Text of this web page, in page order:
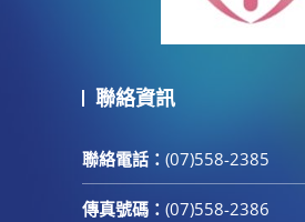
聯絡資訊
聯絡電話： (07)558-2385
傳真號碼： (07)558-2386